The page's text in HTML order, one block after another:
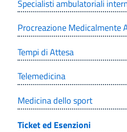
Specialisti ambulatoriali
Procreazione Medicalmente
Tempi di Attesa
Telemedicina
Medicina dello sport
Ticket ed Esenzioni